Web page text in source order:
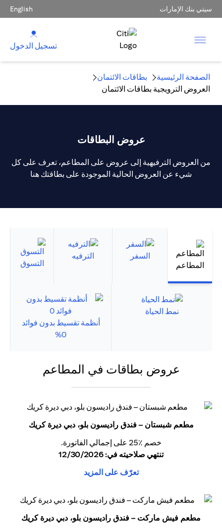
سيتي بنك الإمارات English
تسجيل الدخول
الصفحة الرئيسية
بطاقات الائتمان
العروض الترويجية بطاقات الائتمان
عروض البطاقات
من العروض الترفيهية إلى عروض على المطاعم، تعرف على كل
شيء عن العروض الحالية الموجودة على بطاقتك هنا
المطاعم
السفر الترفيه
التسوق
نمط الحياة
أنظمة تقسيط بدون فوائد
0%
عروض بطاقات في المطاعم
مطعم شبستان – فندق راديسون بلو، دبي ديرة كريك
خصم ٪25 على إجمالي الفاتورة.
تنتهي صلاحيته في: 12/30/2026
تعرّف على المزيد
مطعم فيش ماركت – فندق راديسون بلو، دبي ديرة كريك